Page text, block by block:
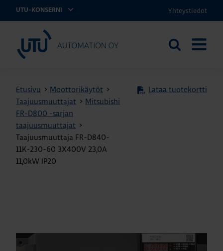
UTU-KONSERNI Yhteystiedot
UTU Automation
Etsi
Etusivu > Moottorikäytöt >
Taajuusmuuttajat > Mitsubishi
FR-D800 -sarjan
taajuusmuuttajat >
Taajuusmuuttaja FR-D840-
11K-230-60 3X400V 23,0A
11,0kW IP20
Lataa tuotekortti